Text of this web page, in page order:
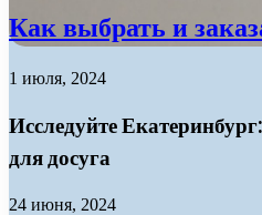
Как выбрать и
1 июля, 2024
Исследуйте
для досуга
24 июня, 2024